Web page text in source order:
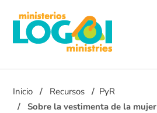
Inicio Recursos
PyR
Sobre la vestimenta de la mujer